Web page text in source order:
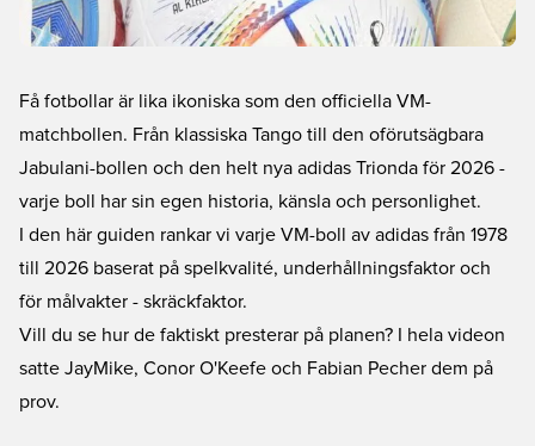
Få fotbollar är lika ikoniska som den officiella VM-
matchbollen. Från klassiska Tango till den oförutsägbara
Jabulani-bollen och den helt nya adidas Trionda för 2026 -
varje boll har sin egen historia, känsla och personlighet.
I den här guiden rankar vi varje VM-boll av adidas från 1978
till 2026 baserat på spelkvalité, underhållningsfaktor och
för målvakter - skräckfaktor.
Vill du se hur de faktiskt presterar på planen? I hela videon
satte JayMike, Conor O'Keefe och Fabian Pecher dem på
prov.